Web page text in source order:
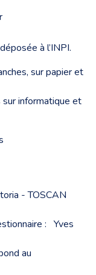
à l’INPI.
sur papier et
informatique et
- TOSCAN
: Yves
au